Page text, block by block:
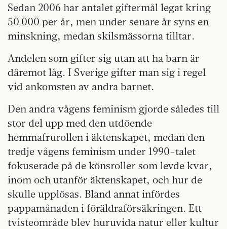
Sedan 2006 har antalet giftermål legat kring
50 000 per år, men under senare år syns en
minskning, medan skilsmässorna tilltar.
Andelen som gifter sig utan att ha barn är
däremot låg. I Sverige gifter man sig i regel
vid ankomsten av andra barnet.
Den andra vågens feminism gjorde således till
stor del upp med den utdöende
hemmafrurollen i äktenskapet, medan den
tredje vågens feminism under 1990-talet
fokuserade på de könsroller som levde kvar,
inom och utanför äktenskapet, och hur de
skulle upplösas. Bland annat infördes
pappamånaden i föräldraförsäkringen. Ett
tvisteområde blev huruvida natur eller kultur